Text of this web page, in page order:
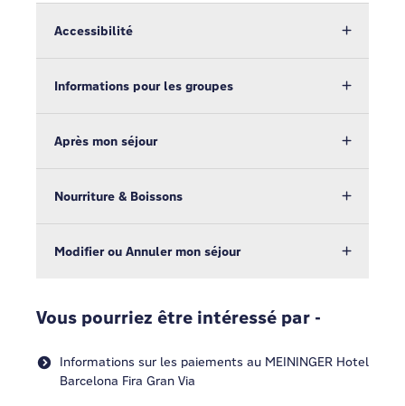
Accessibilité
Informations pour les groupes
Après mon séjour
Nourriture & Boissons
Modifier ou Annuler mon séjour
Vous pourriez être intéressé par -
Informations sur les paiements au MEININGER Hotel
Barcelona Fira Gran Via